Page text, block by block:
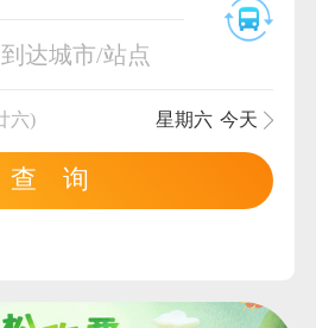
达城市/站点
六) 星期六 今天
查 询